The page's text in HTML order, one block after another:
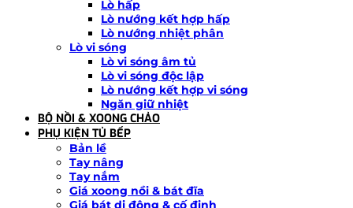
Lò hấp
Lò nướng kết hợp hấp
Lò nướng nhiệt phân
Lò vi sóng
Lò vi sóng âm tủ
Lò vi sóng độc lập
Lò nướng kết hợp vi sóng
Ngăn giữ nhiệt
BỘ NỒI & XOONG CHẢO
PHỤ KIỆN TỦ BẾP
Bản lề
Tay nâng
Tay nắm
Giá xoong nồi & bát đĩa
Giá bát di động & cố định